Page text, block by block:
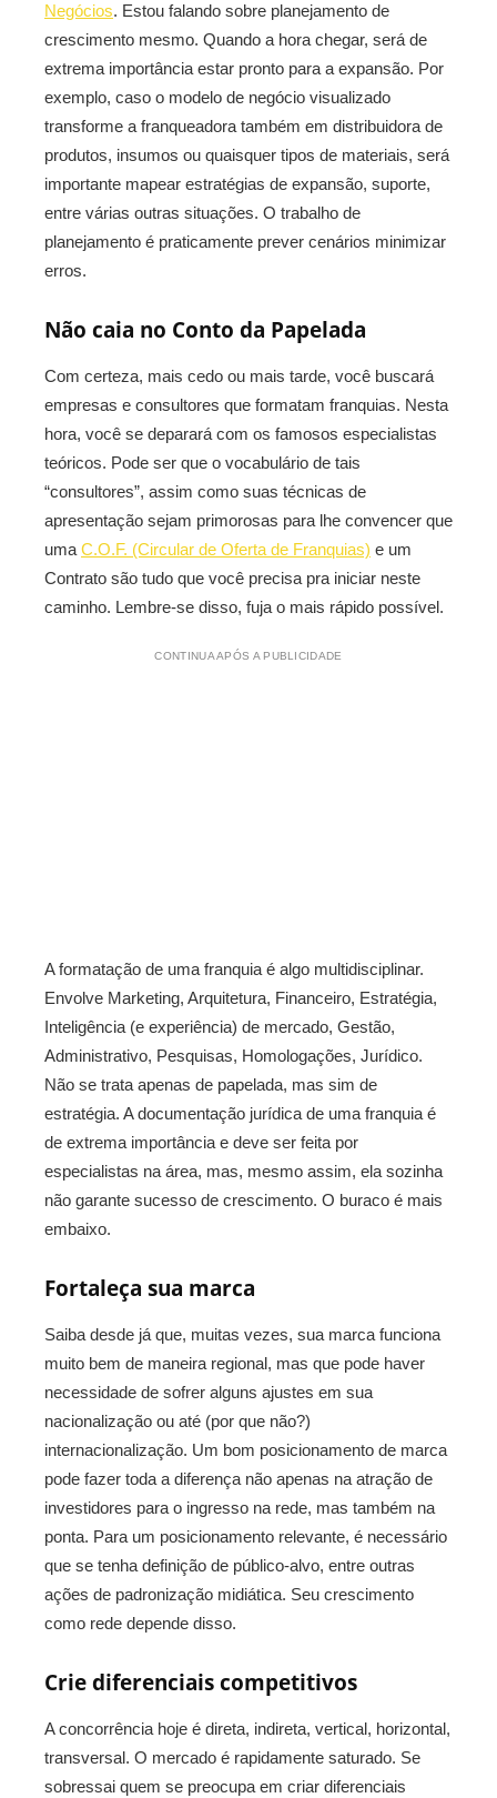
Negócios. Estou falando sobre planejamento de
crescimento mesmo. Quando a hora chegar, será de
extrema importância estar pronto para a expansão. Por
exemplo, caso o modelo de negócio visualizado
transforme a franqueadora também em distribuidora de
produtos, insumos ou quaisquer tipos de materiais, será
importante mapear estratégias de expansão, suporte,
entre várias outras situações. O trabalho de
planejamento é praticamente prever cenários minimizar
erros.
Não caia no Conto da Papelada
Com certeza, mais cedo ou mais tarde, você buscará
empresas e consultores que formatam franquias. Nesta
hora, você se deparará com os famosos especialistas
teóricos. Pode ser que o vocabulário de tais
“consultores”, assim como suas técnicas de
apresentação sejam primorosas para lhe convencer que
uma C.O.F. (Circular de Oferta de Franquias) e um
Contrato são tudo que você precisa pra iniciar neste
caminho. Lembre-se disso, fuja o mais rápido possível.
CONTINUA APÓS A PUBLICIDADE
A formatação de uma franquia é algo multidisciplinar.
Envolve Marketing, Arquitetura, Financeiro, Estratégia,
Inteligência (e experiência) de mercado, Gestão,
Administrativo, Pesquisas, Homologações, Jurídico.
Não se trata apenas de papelada, mas sim de
estratégia. A documentação jurídica de uma franquia é
de extrema importância e deve ser feita por
especialistas na área, mas, mesmo assim, ela sozinha
não garante sucesso de crescimento. O buraco é mais
embaixo.
Fortaleça sua marca
Saiba desde já que, muitas vezes, sua marca funciona
muito bem de maneira regional, mas que pode haver
necessidade de sofrer alguns ajustes em sua
nacionalização ou até (por que não?)
internacionalização. Um bom posicionamento de marca
pode fazer toda a diferença não apenas na atração de
investidores para o ingresso na rede, mas também na
ponta. Para um posicionamento relevante, é necessário
que se tenha definição de público-alvo, entre outras
ações de padronização midiática. Seu crescimento
como rede depende disso.
Crie diferenciais competitivos
A concorrência hoje é direta, indireta, vertical, horizontal,
transversal. O mercado é rapidamente saturado. Se
sobressai quem se preocupa em criar diferenciais